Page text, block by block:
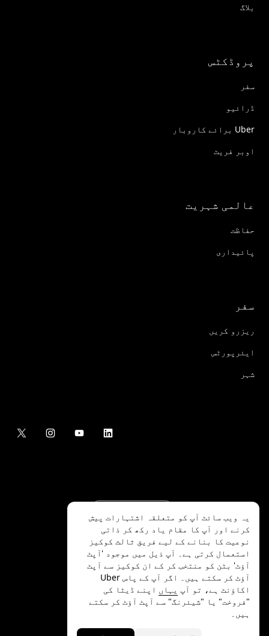
بلاگ
پروڈکٹس
سفر
ڈرائیو
Uber برائے کاروبار
اوبر فریٹ
عالمی شہریت
حفاظت
پائیداری
سفر
ریزرو کریں
ایئرپورٹس
شہر
©
2026
.Uber Technologies Inc
شرائط
یہ ویب سائٹ آپ کو متعلقہ اشتہارات پیش
کرنے اور آپ کا مقام یاد رکھ کر ذاتی
نوعیت کا بنانے کے لیے فریق ثالث کوکیز
استعمال کرتی ہے۔ آپ ذیل میں موجود 'آپٹ
آؤٹ' بٹن کو منتخب کر کے ان کوکیز سے آپٹ
آؤٹ کر سکتے ہیں۔ اگر آپ کے پاس Uber
اکاؤنٹ ہے، تو آپ یہاں اپنے ڈیٹا کی
"فروخت" یا "شیئرنگ" سے آپٹ آؤٹ کر سکتے
ہیں۔